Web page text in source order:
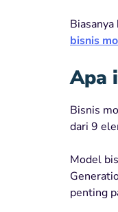
bisnis
Apa
Bisnis
dari 9
Model
penting